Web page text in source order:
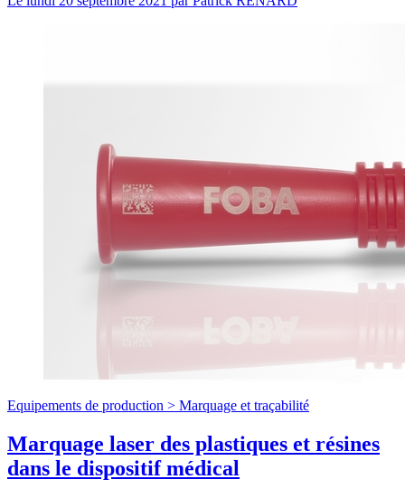
Equipements de production > Marquage et traçabilité
Marquage laser des plastiques et résines
dans le dispositif médical